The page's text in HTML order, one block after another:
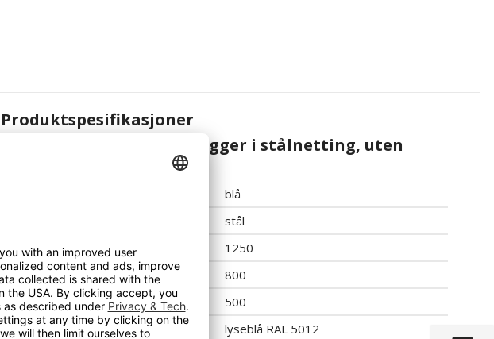
Produktspesifikasjoner
Rullecontainere Lisen, vegger i stålnetting, uten
lokk, LxB 1250 x 800 mm
blå
stål
Lengde (mm)
1250
Bredde (mm)
800
Maks belastning (kg)
500
Farge
lyseblå RAL 5012